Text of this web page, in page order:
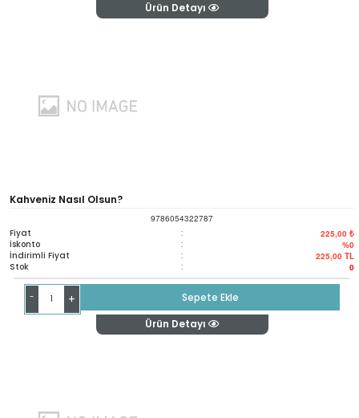
Ürün Detayı
Kahveniz Nasıl Olsun?
9786054322787
Fiyat : 225,00 ₺
İskonto : %0
İndirimli Fiyat : 225,00 TL
Stok : 0
- +
Sepete Ekle
Ürün Detayı